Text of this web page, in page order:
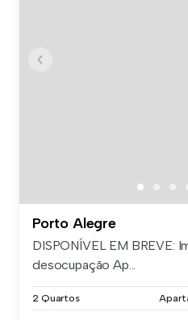
Porto Alegre
DISPONÍVEL EM BREVE:
desocupação Ap...
2 Quartos